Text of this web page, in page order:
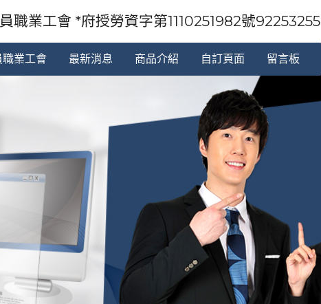
職業工會 *府授勞資字第1110251982號92253255
業工會 最新消息 商品介紹 自訂頁面 留言板